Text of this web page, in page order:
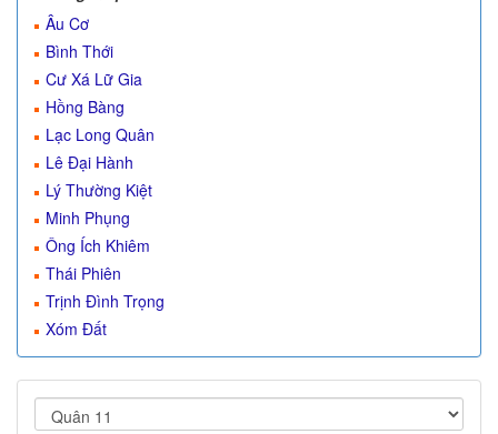
Âu Cơ
Bình Thới
Cư Xá Lữ Gia
Hồng Bàng
Lạc Long Quân
Lê Đại Hành
Lý Thường Kiệt
Minh Phụng
Ông Ích Khiêm
Thái Phiên
Trịnh Đình Trọng
Xóm Đất